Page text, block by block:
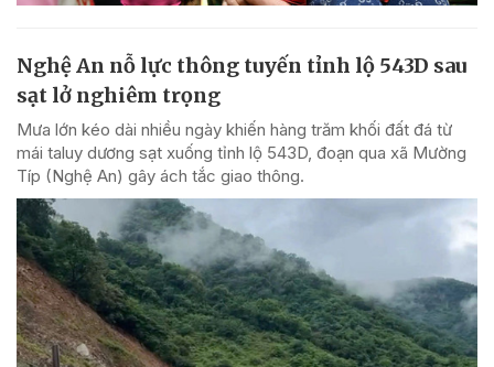
Nghệ An nỗ lực thông tuyến tỉnh lộ 543D sau
sạt lở nghiêm trọng
Mưa lớn kéo dài nhiều ngày khiến hàng trăm khối đất đá từ
mái taluy dương sạt xuống tỉnh lộ 543D, đoạn qua xã Mường
Típ (Nghệ An) gây ách tắc giao thông.